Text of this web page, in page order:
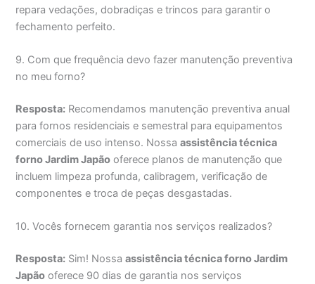
repara vedações, dobradiças e trincos para garantir o
fechamento perfeito.
9. Com que frequência devo fazer manutenção preventiva
no meu forno?
Resposta: Recomendamos manutenção preventiva anual
para fornos residenciais e semestral para equipamentos
comerciais de uso intenso. Nossaassistência técnica
forno Jardim Japão oferece planos de manutenção que
incluem limpeza profunda, calibragem, verificação de
componentes e troca de peças desgastadas.
10. Vocês fornecem garantia nos serviços realizados?
Resposta: Sim! Nossaassistência técnica forno Jardim
Japão oferece 90 dias de garantia nos serviços